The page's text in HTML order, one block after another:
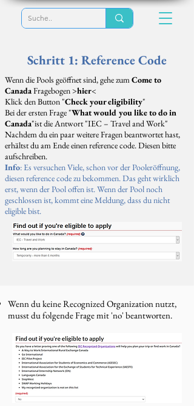
Schritt 1: Reference Code
Wenn die Pools geöffnet sind, gehe zumCome to
CanadaFragebogen >hier<
Klick den Button "Check your eligibility"
Bei der ersten Frage "What would you like to do in
Canada"ist die Antwort "IEC – Travel and Work"
Nachdem du ein paar weitere Fragen beantwortet hast,
erhältst du am Ende einen reference code. Diesen bitte
aufschreiben.
Info: Es versuchen Viele, schon vor der Pooleröffnung,
diesen reference code zu bekommen. Das geht wirklich
erst, wenn der Pool offen ist. Wenn der Pool noch
geschlossen ist, kommt eine Meldung, dass du nicht
eligible bist.
Wenn du keine Recognized Organization nutzt,
musst du folgende Frage mit 'no' beantworten.